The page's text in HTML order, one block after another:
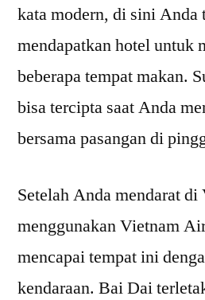
kata modern, di sini Anda
mendapatkan hotel untuk
beberapa tempat makan.
bisa tercipta saat Anda
bersama pasangan di
Setelah Anda mendarat
menggunakan Vietnam
mencapai tempat ini
kendaraan. Bai Dai